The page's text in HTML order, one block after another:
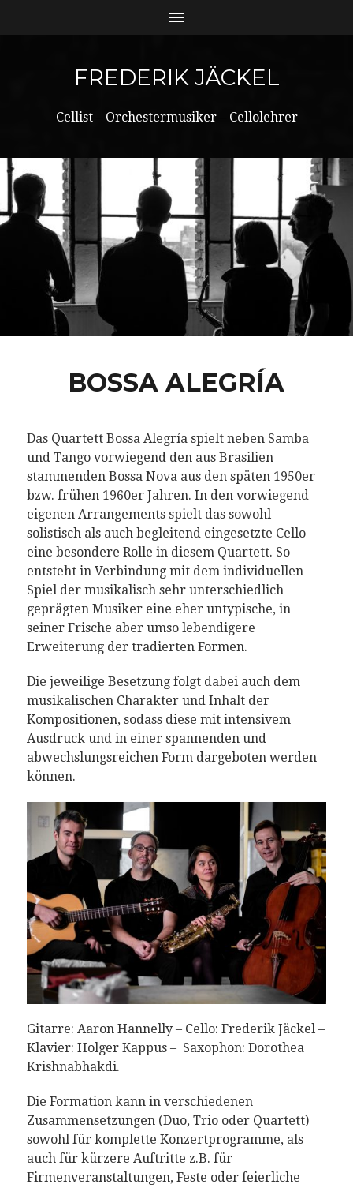
FREDERIK JÄCKEL
Cellist – Orchestermusiker – Cellolehrer
BOSSA ALEGRÍA
Das Quartett Bossa Alegría spielt neben Samba
und Tango vorwiegend den aus Brasilien
stammenden Bossa Nova aus den späten 1950er
bzw. frühen 1960er Jahren. In den vorwiegend
eigenen Arrangements spielt das sowohl
solistisch als auch begleitend eingesetzte Cello
eine besondere Rolle in diesem Quartett. So
entsteht in Verbindung mit dem individuellen
Spiel der musikalisch sehr unterschiedlich
geprägten Musiker eine eher untypische, in
seiner Frische aber umso lebendigere
Erweiterung der tradierten Formen.
Die jeweilige Besetzung folgt dabei auch dem
musikalischen Charakter und Inhalt der
Kompositionen, sodass diese mit intensivem
Ausdruck und in einer spannenden und
abwechslungsreichen Form dargeboten werden
können.
Gitarre: Aaron Hannelly – Cello: Frederik Jäckel –
Klavier: Holger Kappus – Saxophon: Dorothea
Krishnabhakdi.
Die Formation kann in verschiedenen
Zusammensetzungen (Duo, Trio oder Quartett)
sowohl für komplette Konzertprogramme, als
auch für kürzere Auftritte z.B. für
Firmenveranstaltungen, Feste oder feierliche